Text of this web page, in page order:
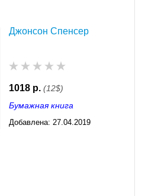
Джонсон Спенсер
1018 р. (12$)
Бумажная книга
Добавлена: 27.04.2019